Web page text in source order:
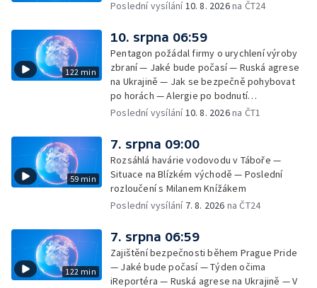
Poslední vysílání10. 8. 2026na ČT24
122 min
10. srpna 06:59
Pentagon požádal firmy o urychlení výroby
zbraní — Jaké bude počasí — Ruská agrese
na Ukrajině — Jak se bezpečně pohybovat
po horách — Alergie po bodnutí
přemnoženými vosami — Čísla za
Nedostatek dárců krve v létě — Jací jsou
Češi plavci
Poslední vysílání10. 8. 2026na ČT1
59 min
7. srpna 09:00
Rozsáhlá havárie vodovodu v Táboře —
Situace na Blízkém východě — Poslední
rozloučení s Milanem Knížákem
Poslední vysílání 7. 8. 2026 na ČT24
122 min
7. srpna 06:59
Zajištění bezpečnosti během Prague Pride
— Jaké bude počasí — Týden očima
iReportéra — Ruská agrese na Ukrajině — V